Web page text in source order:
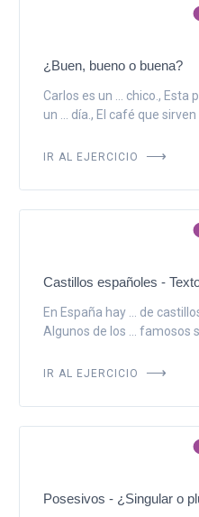
¿Buen, bueno o buena?
Carlos es un ... chico., Esta
un ... día., El café que sirven
IR AL EJERCICIO
Castillos españoles -
En España hay ... de
Algunos de los ... famosos
IR AL EJERCICIO
Posesivos - ¿Singular o